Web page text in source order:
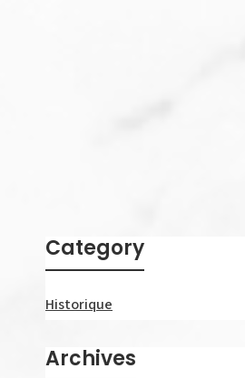
Category
Historique
Archives